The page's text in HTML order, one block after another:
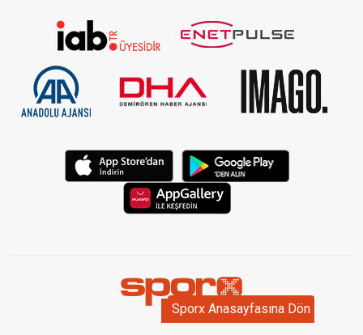
Sporx Anasayfasına Dön
Sporx Anasayfasına Dön